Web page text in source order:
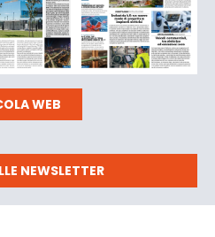
WEB
NEWSLETTER